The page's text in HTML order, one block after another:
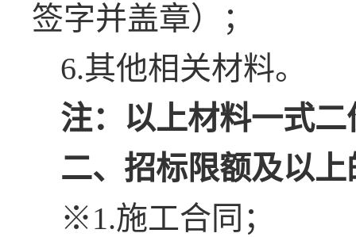
签字并盖章）；
6.其他相关材料。
注：以上材料一式
二、招标限额及以
※1.施工合同；